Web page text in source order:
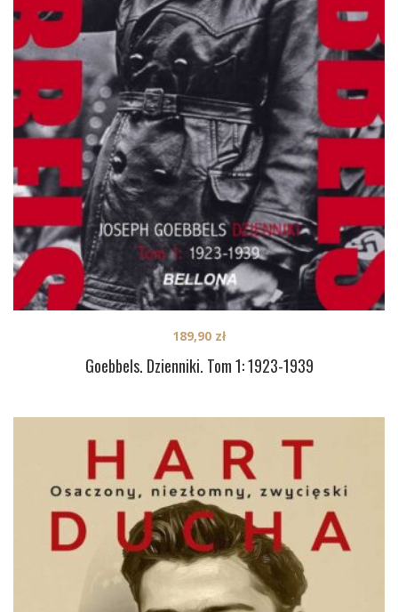
Goebbels. Dzienniki. Tom 1: 1923-1939
189,90 zł